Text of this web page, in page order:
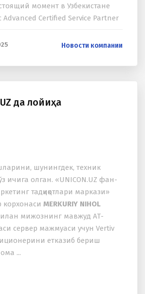
момент в Узбекистане
Advanced Certified Service Partner
Новости компании
да лойиҳа
шунингдек, теxник
ичига олган. «UNICON.UZ фан-
тадқиқотлари маркази»
корxонаси MERKURIY NIHOL
мижознинг мавжуд АТ-
сервер мажмуаси учун Vertiv
етказиб бериш
...